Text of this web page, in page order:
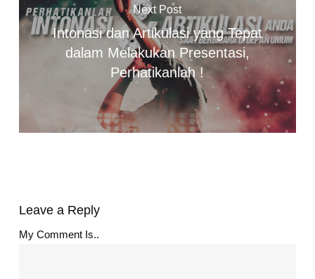
Next Post
Intonasi dan Artikulasi yang Tepat
dalam Melakukan Presentasi,
Perhatikanlah !
Leave a Reply
My Comment Is..